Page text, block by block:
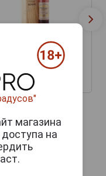
G Legrand 1982
Арманьяк Барон Г
Легран 1982г 0.7л в
упаковке
17 717 руб.
магазина
доступа на